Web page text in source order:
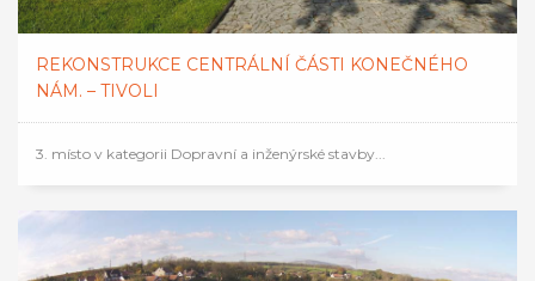
REKONSTRUKCE CENTRÁLNÍ ČÁSTI KONEČNÉHO
NÁM. – TIVOLI
3. místo v kategorii Dopravní a inženýrské stavby...